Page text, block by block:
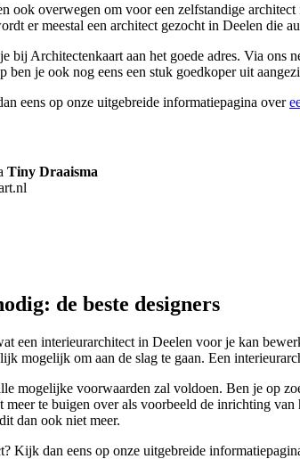
ook overwegen om voor een zelfstandige
er meestal een architect gezocht in Deelen die
bij Architectenkaart aan het goede adres. Via
ben je ook nog eens een stuk goedkoper uit
eens op onze uitgebreide informatiepagina over
Tiny Draaisma
de beste designers
een interieurarchitect in Deelen voor je kan
mogelijk om aan de slag te gaan. Een
mogelijke voorwaarden zal voldoen. Ben je op
meer te buigen over als voorbeeld de inrichting
dan ook niet meer.
Kijk dan eens op onze uitgebreide